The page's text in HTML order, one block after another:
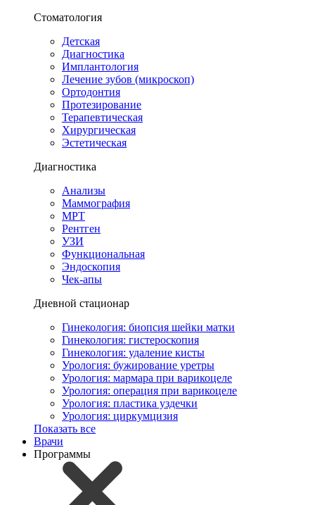
Стоматология
Детская
Диагностика
Имплантология
Лечение зубов (микроскоп)
Ортодонтия
Протезирование
Терапевтическая
Хирургическая
Эстетическая
Диагностика
Анализы
Маммография
МРТ
Рентген
УЗИ
Функциональная
Эндоскопия
Чек-апы
Дневной стационар
Гинекология: биопсия шейки матки
Гинекология: гистероскопия
Гинекология: удаление кисты
Урология: бужирование уретры
Урология: мармара при варикоцеле
Урология: операция при варикоцеле
Урология: пластика уздечки
Урология: циркумцизия
Показать все
Врачи
Программы